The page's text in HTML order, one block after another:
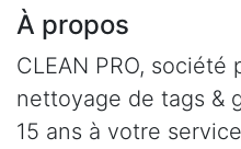
À propos
CLEAN PRO,
nettoyage de tags &
15 ans à votre